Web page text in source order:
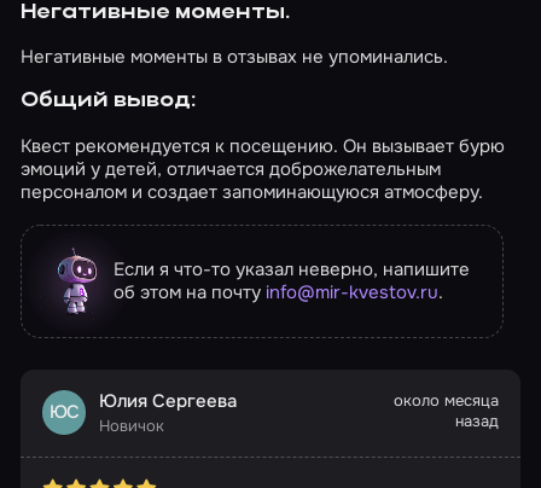
Негативные моменты.
Негативные моменты в отзывах не упоминались.
Общий вывод:
Квест рекомендуется к посещению. Он вызывает бурю
эмоций у детей, отличается доброжелательным
персоналом и создает запоминающуюся атмосферу.
Если я что-то указал неверно, напишите
об этом на почту info@mir-kvestov.ru.
ЮС Юлия Сергеева
Новичок
около месяца
назад